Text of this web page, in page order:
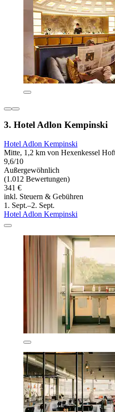
3. Hotel Adlon Kempinski
Hotel Adlon Kempinski
Mitte, 1,2 km von Hexenkessel
9,6/10
Außergewöhnlich
(1.012 Bewertungen)
341 €
inkl. Steuern & Gebühren
1. Sept.–2. Sept.
Hotel Adlon Kempinski